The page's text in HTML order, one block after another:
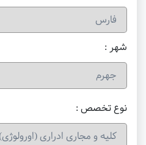
شهر :
نوع تخصص :